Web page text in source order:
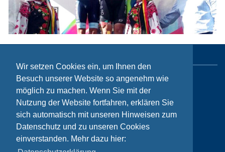
Wir setzen Cookies ein, um Ihnen den
Besuch unserer Website so angenehm wie
möglich zu machen. Wenn Sie mit der
Nutzung der Website fortfahren, erklären Sie
sich automatisch mit unseren Hinweisen zum
Datenschutz und zu unseren Cookies
einverstanden. Mehr dazu hier:
Sitemap
Contact
Imprint
Privacy